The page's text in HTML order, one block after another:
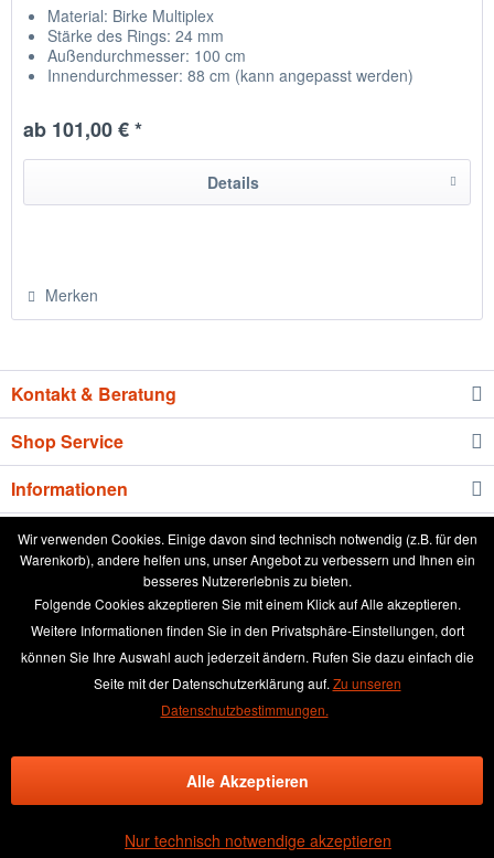
Material: Birke Multiplex
Stärke des Rings: 24 mm
Außendurchmesser: 100 cm
Innendurchmesser: 88 cm (kann angepasst werden)
ab 101,00 € *
Details
Merken
Kontakt & Beratung
Shop Service
Informationen
Newsletter
* Alle Preise inkl. gesetzl. Mehrwertsteuer zzgl.Versandkosten
und ggf.
Nachnahmegebühren, wenn nicht anders beschrieben
aktuelle Preisliste
Anleitung runde Leinwand wässern
Händler-Login
Kundenmeinungen
Versand und Zahlungsbedingungen
Wir verwenden Cookies. Einige davon sind technisch notwendig (z.B. für den
Warenkorb), andere helfen uns, unser Angebot zu verbessern und Ihnen ein
besseres Nutzererlebnis zu bieten.
Folgende Cookies akzeptieren Sie mit einem Klick auf Alle akzeptieren.
Weitere Informationen finden Sie in den Privatsphäre-Einstellungen, dort
können Sie Ihre Auswahl auch jederzeit ändern. Rufen Sie dazu einfach die
Seite mit der Datenschutzerklärung auf. Zu unseren
Datenschutzbestimmungen.
Nur technisch notwendige akzeptieren
Alle Akzeptieren